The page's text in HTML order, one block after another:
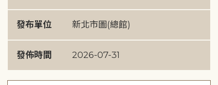
發布單位 新北市圖(總館)
發佈時間 2026-07-31